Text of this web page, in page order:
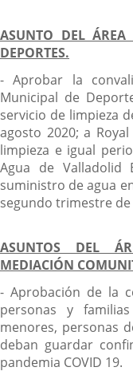
ASUNTO DEL
DEPORTES.
- Aprobar la
Municipal de
servicio de limpieza
agosto 2020; a
limpieza e igual
Agua de Valladolid
suministro de agua
segundo trimestre
ASUNTOS DEL
MEDIACIÓN
- Aprobación de la
personas y
menores, personas
deban guardar
pandemia COVID 19.